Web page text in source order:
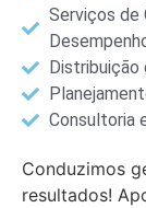
Serviços de
Distribuição
Consultoria
Conduzimos
resultados!